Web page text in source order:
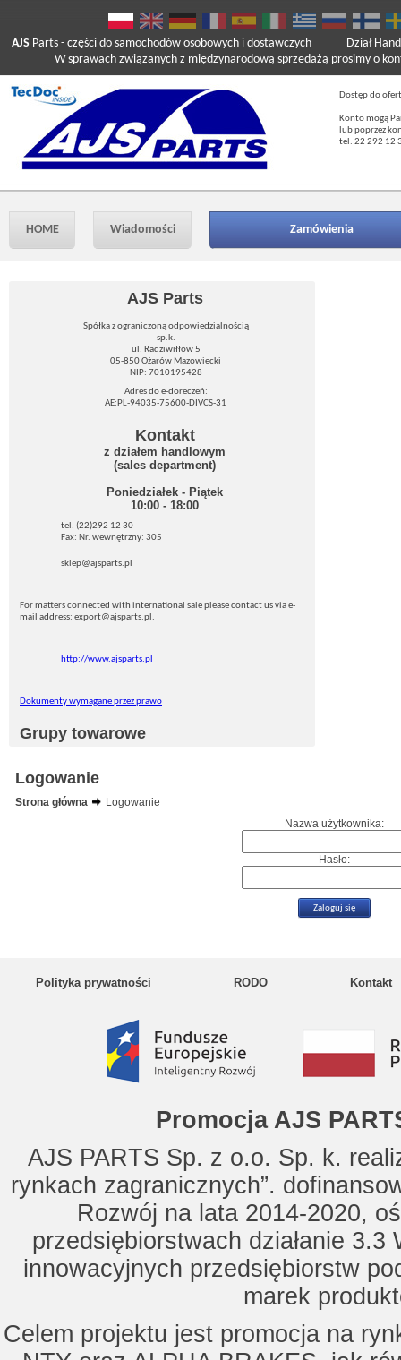
AJS Parts - części do samochodów osobowych i dostawczych
W sprawach związanych z międzynarodową sprzedażą prosimy o
Dział
Dostęp do
Konto mogą
lub poprzez
tel. 22 292 12
HOME Wiadomości Zamówienia
AJS Parts
Spółka z ograniczoną odpowiedzialnością
sp.k.
ul. Radziwiłłów 5
05-850 Ożarów Mazowiecki
NIP: 7010195428
Adres do e-doreczeń:
AE:PL-94035-75600-DIVCS-31
Kontakt
z działem handlowym
(sales department)
Poniedziałek - Piątek
10:00 - 18:00
tel. (22)292 12 30
Fax: Nr. wewnętrzny: 305
sklep@ajsparts.pl
For matters connected with international sale please contact us via e-
mail address: export@ajsparts.pl.
http://www.ajsparts.pl
Dokumenty wymagane przez prawo
Grupy towarowe
Logowanie
Strona główna
Logowanie
Nazwa użytkownika:
Hasło:
Polityka prywatności RODO Kontakt
Promocja AJS
AJS PARTS Sp. z o.o. Sp. k.
rynkach zagranicznych”.
Rozwój na lata 2014-2020,
przedsiębiorstwach działanie
innowacyjnych przedsiębiorstw
marek
Celem projektu jest promocja na